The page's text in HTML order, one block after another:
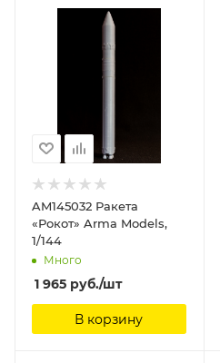
AM145032 Ракета
«Рокот» Arma Models,
1/144
Много
1 965 руб./шт
В корзину